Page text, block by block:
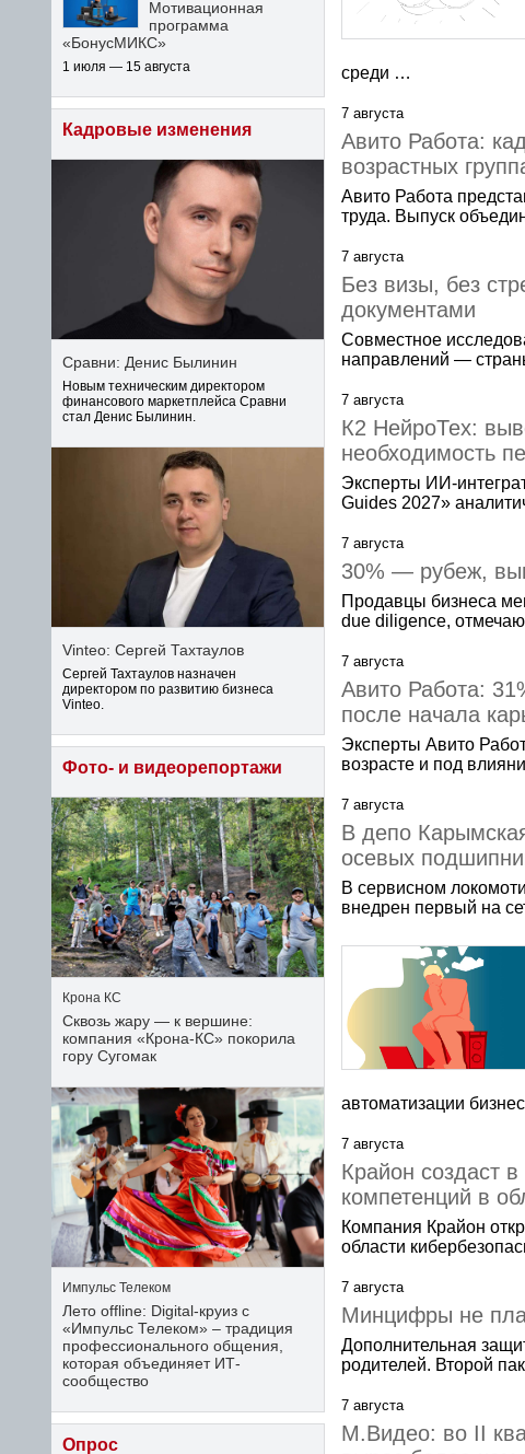
среди …
7 августа
Авито Работа:
возрастных
Авито Работа
труда. Выпуск
7 августа
Без визы, без
документами
Совместное
направлений —
7 августа
К2 НейроТех:
необходимость
Эксперты ИИ-
Guides 2027»
7 августа
30% — рубеж,
Продавцы бизнеса
due diligence,
7 августа
Авито Работа:
после начала
Эксперты Авито
возрасте и под
7 августа
В депо
осевых
В сервисном
внедрен первый на
автоматизации
7 августа
Крайон создаст
компетенций в
Компания Крайон
области
7 августа
Минцифры не
Дополнительная
родителей. Второй
7 августа
М.Видео: во II
Мотивационная
программа
«БонусМИКС»
1 июля — 15 августа
Кадровые изменения
Сравни: Денис Былинин
Новым техническим директором
финансового маркетплейса Сравни
стал Денис Былинин.
Vinteo: Сергей Тахтаулов
Сергей Тахтаулов назначен
директором по развитию бизнеса
Vinteo.
Фото- и видеорепортажи
Крона КС
Сквозь жару — к вершине:
компания «Крона‑КС» покорила
гору Сугомак
Импульс Телеком
Лето offline: Digital-круиз с
«Импульс Телеком» – традиция
профессионального общения,
которая объединяет ИТ-
сообщество
Опрос